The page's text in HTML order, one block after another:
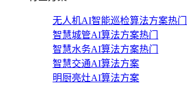
无人机AI智能巡检算法方案热门
智慧城管AI算法方案热门
智慧水务AI算法方案热门
智慧交通AI算法方案
明厨亮灶AI算法方案